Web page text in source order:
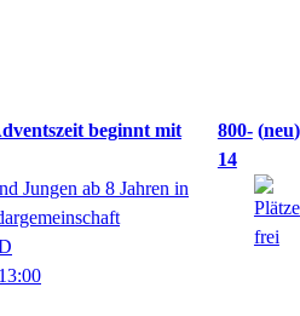
beginnt mit
800-
14
neu
Jungen ab 8 Jahren in